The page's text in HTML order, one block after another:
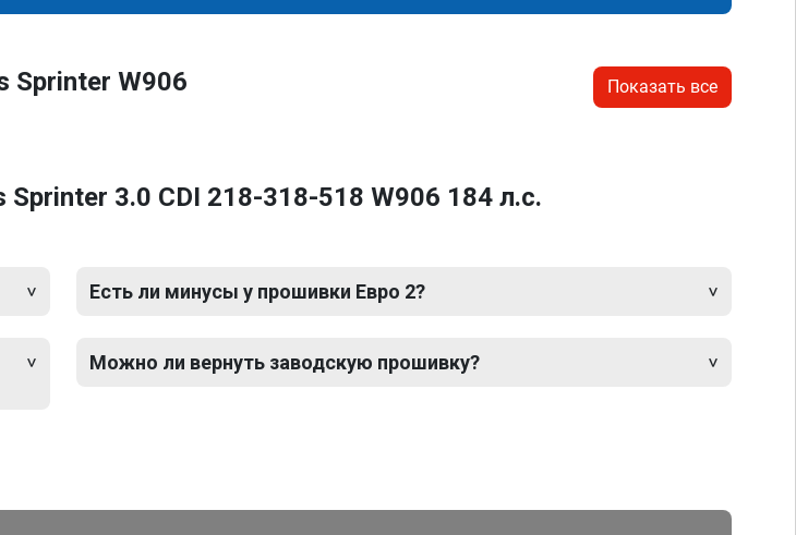
Sprinter W906 Показать все
3.0 CDI 218-318-518 W906 184 л.с.
Есть ли минусы у прошивки Евро 2?
Можно ли вернуть заводскую прошивку?